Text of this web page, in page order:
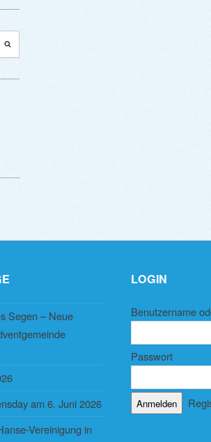
Segen – Neue
am 6. Juni 2026
Vereinigung in
LOGIN
Benutzername
Passwort